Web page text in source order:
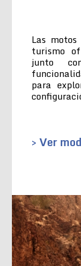
Las
turismo
junto
para
> Ver